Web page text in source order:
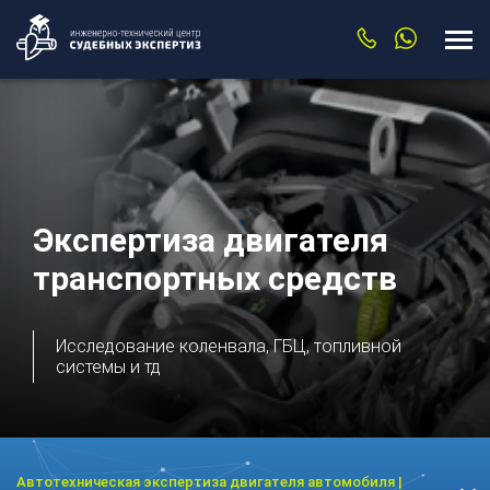
Экспертиза двигателя
транспортных средств
Исследование коленвала, ГБЦ, топливной
системы и тд
Автотехническая экспертиза двигателя автомобиля |